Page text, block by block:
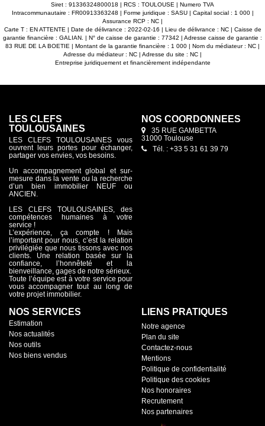
Siret : 91336324800018 | RCS : TOULOUSE | Numero TVA
Intracommunautaire : FR00913363248 | Forme juridique : SASU | Capital social : 1 000 |
Assurance RCP : NC |
Carte T : EN ATTENTE | Date de délivrance : 2022-02-16 | Lieu de délivrance : NC | Caisse de
garantie financière : GALIAN. | N° de caisse de garantie : 77342 | Adresse caisse de garantie :
83 RUE DE LA BOETIE | Montant de la garantie financière : 1 000 | Nom du médiateur : NC |
Adresse du médiateur : NC | Adresse du site : NC |
Entreprise juridiquement et financièrement indépendante
LES CLEFS
TOULOUSAINES
LES CLEFS TOULOUSAINES vous
ouvrent leurs portes pour échanger,
partager vos envies, vos besoins.
Un accompagnement global et sur-
mesure dans la vente ou la recherche
d’un bien immobilier NEUF ou
ANCIEN.
LES CLEFS TOULOUSAINES, des
compétences humaines à votre
service !
L’expérience, ça compte ! Mais
l’important pour nous, c’est la relation
privilégiée que nous tissons avec nos
clients. Une relation basée sur la
confiance, l’honnêteté et la
bienveillance, gages de notre sérieux.
Toute l’équipe est à votre service pour
vous accompagner tout au long de
votre projet immobilier.
NOS COORDONNÉES
35 RUE GAMBETTA
31000 Toulouse
Tél. : +33 5 31 61 39 79
NOS SERVICES
Estimation
Nos actualités
Nos outils
Nos biens vendus
LIENS PRATIQUES
Notre agence
Plan du site
Contactez-nous
Mentions
Politique de confidentialité
Politique des cookies
Nos honoraires
Recrutement
Nos partenaires